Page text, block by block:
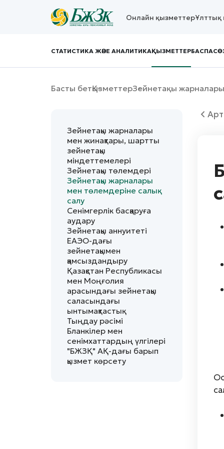
Онлайн қызметтерҰлттық
СТАТИСТИКА ЖӘНЕ АНАЛИТИКАҚЫЗМЕТТЕР
Басты бетҚызметтерЗейнетақы
Зейнетақы жарналары
мен жинақтары, шартты
зейнетақы
міндеттемелері
Зейнетақы төлемдері
Зейнетақы жарналары
мен төлемдеріне салық
салу
Сенімгерлік басқаруға
аудару
Зейнетақы аннуитеті
ЕАЭО-дағы
зейнетақымен
қамсыздандыру
Қазақстан Республикасы
мен Моңғолия
арасындағы зейнетақы
саласындағы
ынтымақтастық
Тыңдау рәсімі
Бланкілер мен
сенімхаттардың үлгілері
"БЖЗҚ" АҚ-дағы барып
қызмет көрсету